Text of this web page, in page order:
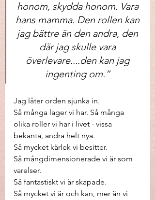
honom, skydda honom. Vara
hans mamma. Den rollen kan
jag bättre än den andra, den
där jag skulle vara
överlevare....den kan jag
ingenting om.”
Jag låter orden sjunka in.
Så många lager vi har. Så många
olika roller vi har i livet - vissa
bekanta, andra helt nya.
Så mycket kärlek vi besitter.
Så mångdimensionerade vi är som
varelser.
Så fantastiskt vi är skapade.
Så mycket vi är och kan, mer än vi